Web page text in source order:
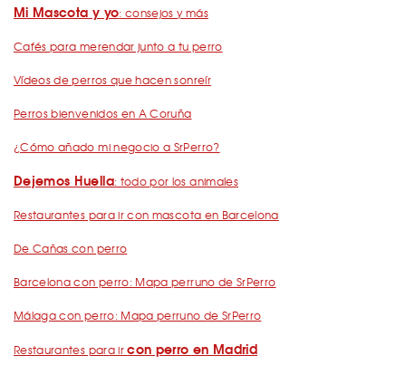
Mi Mascota y yo: consejos y más
Cafés para merendar junto a tu perro
Vídeos de perros que hacen sonreír
Perros bienvenidos en A Coruña
¿Cómo añado mi negocio a SrPerro?
Dejemos Huella: todo por los animales
Restaurantes para ir con mascota en Barcelona
De Cañas con perro
Barcelona con perro: Mapa perruno de SrPerro
Málaga con perro: Mapa perruno de SrPerro
Restaurantes para ircon perro en Madrid